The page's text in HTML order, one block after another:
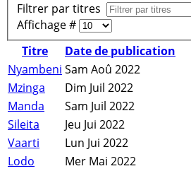
Filtrer par titres
Affichage #
Titre
Date de publication
Nyambeni Sam Aoû 2022
Mzinga
Dim Juil 2022
Manda
Sam Juil 2022
Sileita
Jeu Jui 2022
Vaarti
Lun Jui 2022
Lodo
Mer Mai 2022